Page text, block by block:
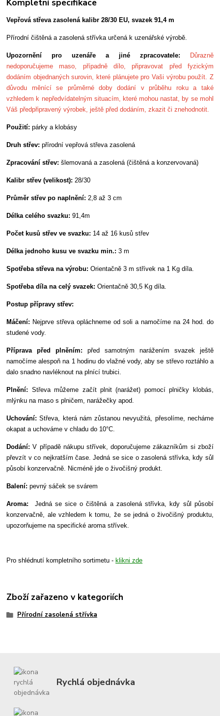
Vepřová střeva zasolená kalibr 28/30 EU, svazek 91,4 m
Přírodní čištěná a zasolená střívka určená k uzenářské výrobě.
Upozornění pro uzenáře a jiné zpracovatele:
Důrazně
nedoporučujeme maso, případně dílo, připravovat před fyzickým
dodáním objednaných surovin, které plánujete pro Vaši výrobu použít. Z
důvodu měnící se průměrné doby dodání v průběhu roku a také
vzhledem k nepředvídatelným situacím, které mohou nastat, by se mohl
Váš předpřipravený výrobek, ještě před dodáním, zkazit či znehodnotit.
Použití:párky a klobásy
Druh střev:přírodní vepřová střeva zasolená
Zpracování střev:šlemovaná a zasolená (čištěná a konzervovaná)
Kalibr střev (velikost):28/30
Průměr střev po naplnění: 2,8 až 3 cm
Délka celého svazku: 91,4m
Počet kusů střev ve svazku: 14 až 16 kusů střev
Délka jednoho kusu ve svazku min.:3 m
Spotřeba střeva na výrobu:Orientačně 3 m střívek na 1 Kg díla.
Spotřeba díla na celý svazek:Orientačně 30,5 Kg díla.
Postup přípravy střev:
Máčení: Nejprve střeva opláchneme od soli a namočíme na 24 hod. do
studené vody.
Příprava před plněním: před samotným narážením svazek ještě
namočíme alespoň na 1 hodinu do vlažné vody, aby se střevo roztáhlo a
dalo snadno navléknout na plnící trubici.
Plnění: Střeva můžeme začít plnit (narážet) pomocí plničky klobás,
mlýnku na maso s plničem, narážečky apod.
Uchování:Střeva, která nám zůstanou nevyužitá, přesolíme, necháme
okapat a uchováme v chladu do 10°C.
Dodání:V případě nákupu střívek, doporučujeme zákazníkům si zboží
převzít v co nejkratším čase. Jedná se sice o zasolená střívka, kdy sůl
působí konzervačně. Nicméně jde o živočišný produkt.
Balení: pevný sáček se svárem
Aroma: Jedná se sice o čištěná a zasolená střívka, kdy sůl působí
konzervačně, ale vzhledem k tomu, že se jedná o živočišný produktu,
upozorňujeme na specifické aroma střívek.
Pro shlédnutí kompletního sortimetu - klikni zde
Zboží zařazeno v kategoriích
Přírodní zasolená střívka
Rychlá objednávka